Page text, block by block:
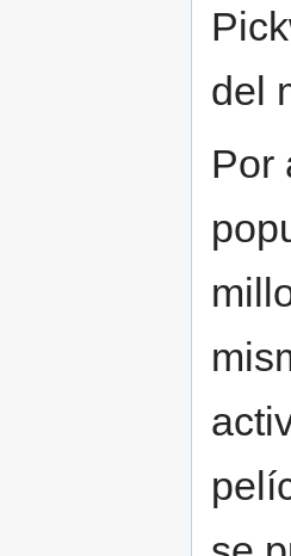
del
Por